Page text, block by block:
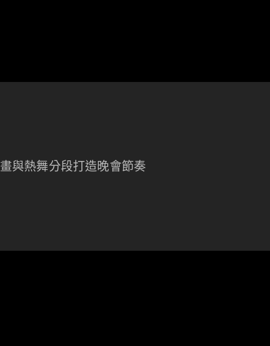
與熱舞分段打造晚會節奏